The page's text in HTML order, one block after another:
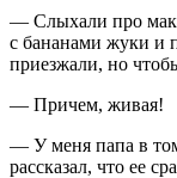
— Слыхали про
с бананами жуки и
приезжали, но
— Причем, живая!
— У меня папа в
рассказал, что ее